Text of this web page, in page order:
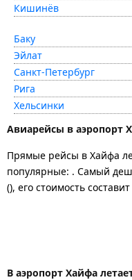
Кишинёв
Баку
Эйлат
Санкт-Петербург
Рига
Хельсинки
Авиарейсы в аэропорт
Прямые рейсы в Хайфа
популярные: . Самый
(), его стоимость составит
В аэропорт Хайфа